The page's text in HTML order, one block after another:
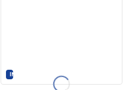
IM SET ERHÄLTLICH